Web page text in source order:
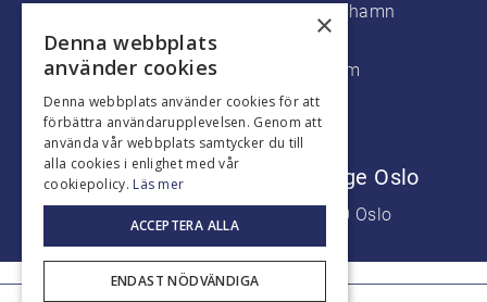
Köpmanstorget 5, 456 31 Kungshamn
+46 (0) 523 37500
kungshamn@askengren.com
Marknadsföringskontor Norge Oslo
Aker Brygge, Fjordalleen 7, 0250 Oslo
+47 9226 7777
×
Denna webbplats
använder cookies
Denna webbplats använder cookies för att
förbättra användarupplevelsen. Genom att
använda vår webbplats samtycker du till
alla cookies i enlighet med vår
cookiepolicy. Läs mer
ACCEPTERA ALLA
ENDAST NÖDVÄNDIGA